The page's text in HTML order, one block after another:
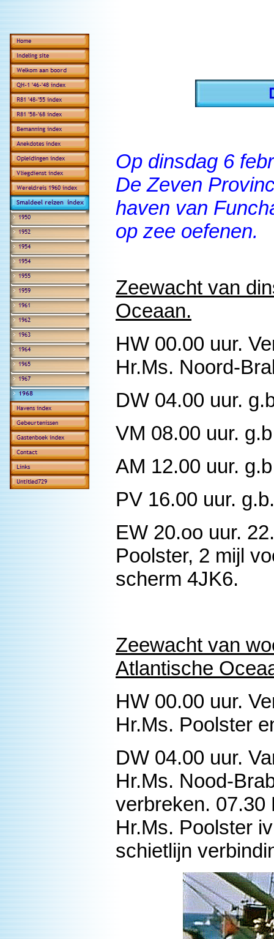
Op dinsdag 6
De Zeven
haven van
op zee oefenen.
Zeewacht van
Oceaan.
HW 00.00 uur.
Hr.Ms. Noord-
DW 04.00 uur.
VM 08.00 uur.
AM 12.00 uur.
PV 16.00 uur. g.b.
EW 20.oo uur.
Poolster, 2 mijl
scherm 4JK6.
Zeewacht van
Atlantische
HW 00.00 uur.
Hr.Ms. Poolster
DW 04.00 uur.
Hr.Ms. Nood-
verbreken. 07.30
Hr.Ms. Poolster
schietlijn